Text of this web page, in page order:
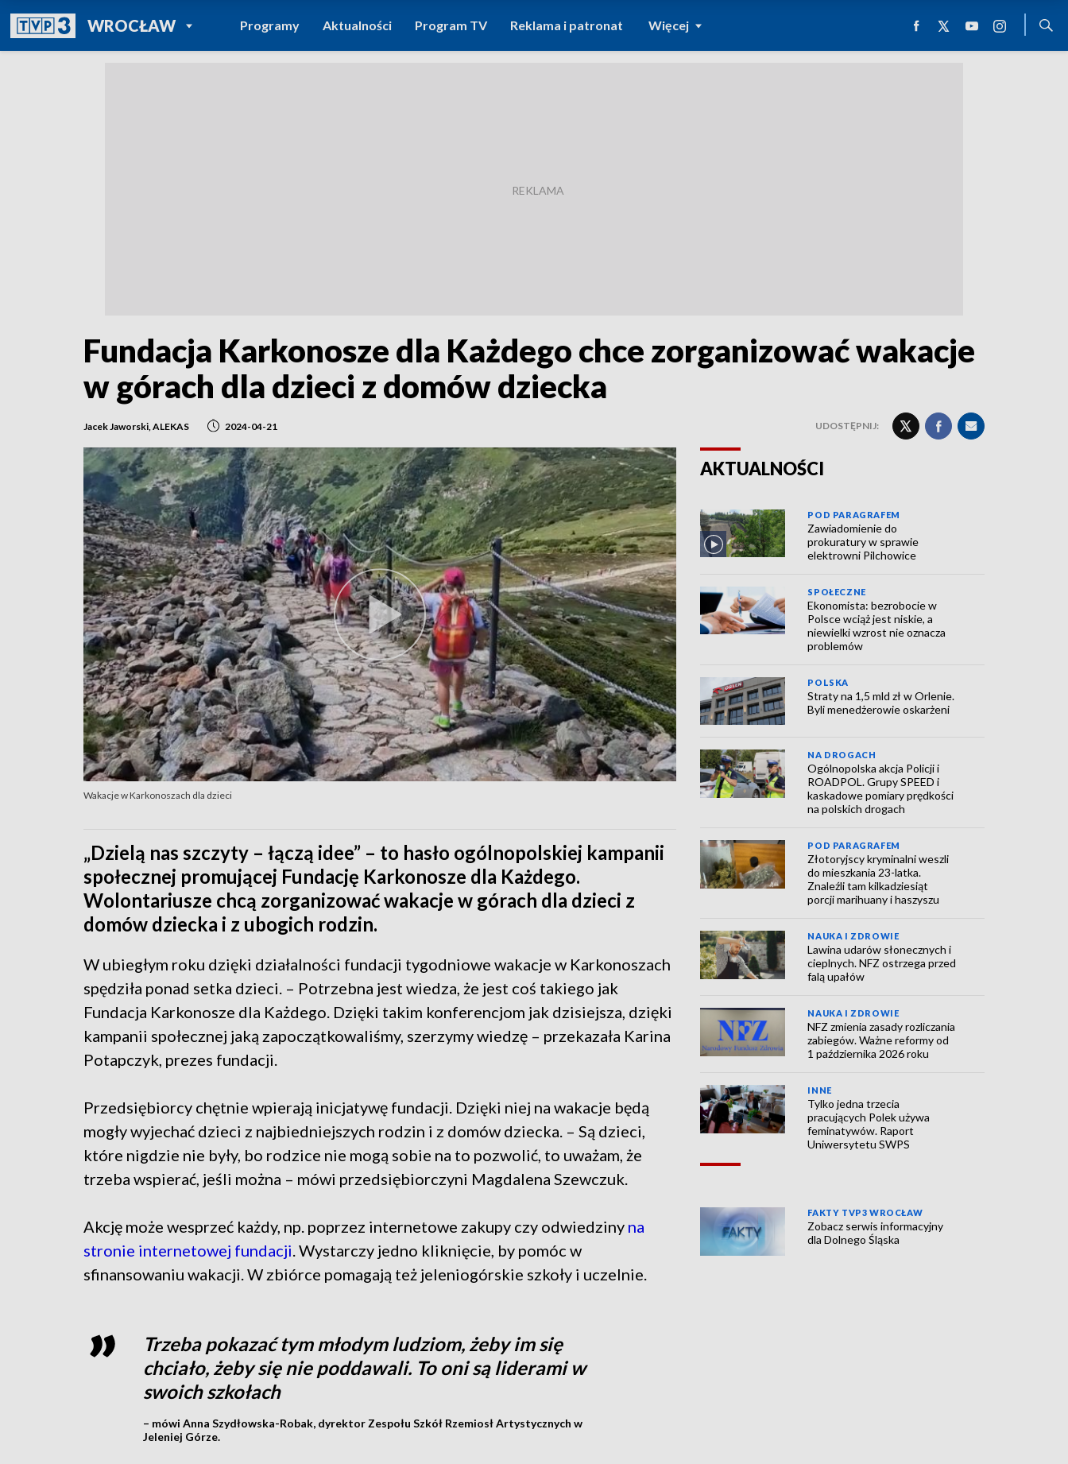
WROCŁAWPOWRÓT DO
TVP REGIONY
Programy Aktualności Program TV Reklama i patronat Więcej
Fundacja Karkonosze dla Każdego chce zorganizować wakacje
w górach dla dzieci z domów dziecka
Jacek Jaworski, ALEKAS 2024-04-21 UDOSTĘPNIJ:
Wakacje w Karkonoszach dla dzieci
„Dzielą nas szczyty – łączą idee” – to hasło ogólnopolskiej kampanii
społecznej promującej Fundację Karkonosze dla Każdego.
Wolontariusze chcą zorganizować wakacje w górach dla dzieci z
domów dziecka i z ubogich rodzin.
W ubiegłym roku dzięki działalności fundacji tygodniowe wakacje w Karkonoszach
spędziła ponad setka dzieci. – Potrzebna jest wiedza, że jest coś takiego jak
Fundacja Karkonosze dla Każdego. Dzięki takim konferencjom jak dzisiejsza, dzięki
kampanii społecznej jaką zapoczątkowaliśmy, szerzymy wiedzę – przekazała Karina
Potapczyk, prezes fundacji.
Przedsiębiorcy chętnie wpierają inicjatywę fundacji. Dzięki niej na wakacje będą
mogły wyjechać dzieci z najbiedniejszych rodzin i z domów dziecka. – Są dzieci,
które nigdzie nie były, bo rodzice nie mogą sobie na to pozwolić, to uważam, że
trzeba wspierać, jeśli można – mówi przedsiębiorczyni Magdalena Szewczuk.
Akcję może wesprzeć każdy, np. poprzez internetowe zakupy czy odwiedziny na
stronie internetowej fundacji . Wystarczy jedno kliknięcie, by pomóc w
sfinansowaniu wakacji. W zbiórce pomagają też jeleniogórskie szkoły i uczelnie.
Trzeba pokazać tym młodym ludziom, żeby im się
chciało, żeby się nie poddawali. To oni są liderami w
swoich szkołach
– mówi Anna Szydłowska-Robak, dyrektor Zespołu Szkół Rzemiosł Artystycznych w
Jeleniej Górze.
AKTUALNOŚCI
POD PARAGRAFEM
Zawiadomienie do
prokuratury w sprawie
elektrowni Pilchowice
SPOŁECZNE
Ekonomista: bezrobocie w
Polsce wciąż jest niskie, a
niewielki wzrost nie oznacza
problemów
POLSKA
Straty na 1,5 mld zł w Orlenie.
Byli menedżerowie oskarżeni
NA DROGACH
Ogólnopolska akcja Policji i
ROADPOL. Grupy SPEED i
kaskadowe pomiary prędkości
na polskich drogach
POD PARAGRAFEM
Złotoryjscy kryminalni weszli
do mieszkania 23-latka.
Znaleźli tam kilkadziesiąt
porcji marihuany i haszyszu
NAUKA I ZDROWIE
Lawina udarów słonecznych i
cieplnych. NFZ ostrzega przed
falą upałów
NAUKA I ZDROWIE
NFZ zmienia zasady rozliczania
zabiegów. Ważne reformy od
1 października 2026 roku
INNE
Tylko jedna trzecia
pracujących Polek używa
feminatywów. Raport
Uniwersytetu SWPS
FAKTY TVP3 WROCŁAW
Zobacz serwis informacyjny
dla Dolnego Śląska